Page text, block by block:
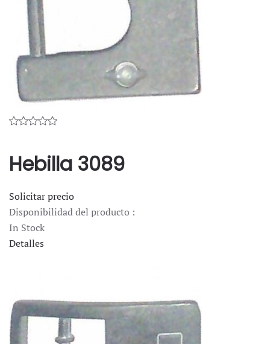
Hebilla 3089
Solicitar precio
Disponibilidad del producto :
In Stock
Detalles